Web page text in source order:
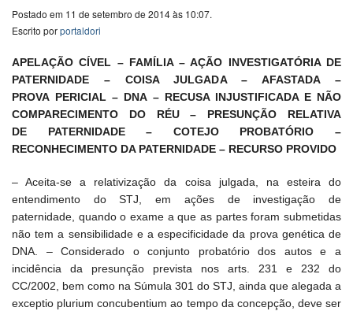
Postado em 11 de setembro de 2014 às 10:07.
Escrito porportaldori
APELAÇÃO CÍVEL – FAMÍLIA – AÇÃO INVESTIGATÓRIA DE
PATERNIDADE – COISA JULGADA – AFASTADA –
PROVA PERICIAL – DNA – RECUSA INJUSTIFICADA E NÃO
COMPARECIMENTO DO RÉU – PRESUNÇÃO RELATIVA
DE PATERNIDADE – COTEJO PROBATÓRIO –
RECONHECIMENTO DA PATERNIDADE – RECURSO PROVIDO
– Aceita-se a relativização da coisa julgada, na esteira do
entendimento do STJ, em ações de investigação de
paternidade, quando o exame a que as partes foram submetidas
não tem a sensibilidade e a especificidade da prova genética de
DNA. – Considerado o conjunto probatório dos autos e a
incidência da presunção prevista nos arts. 231 e 232 do
CC/2002, bem como na Súmula 301 do STJ, ainda que alegada a
exceptio plurium concubentium ao tempo da concepção, deve ser